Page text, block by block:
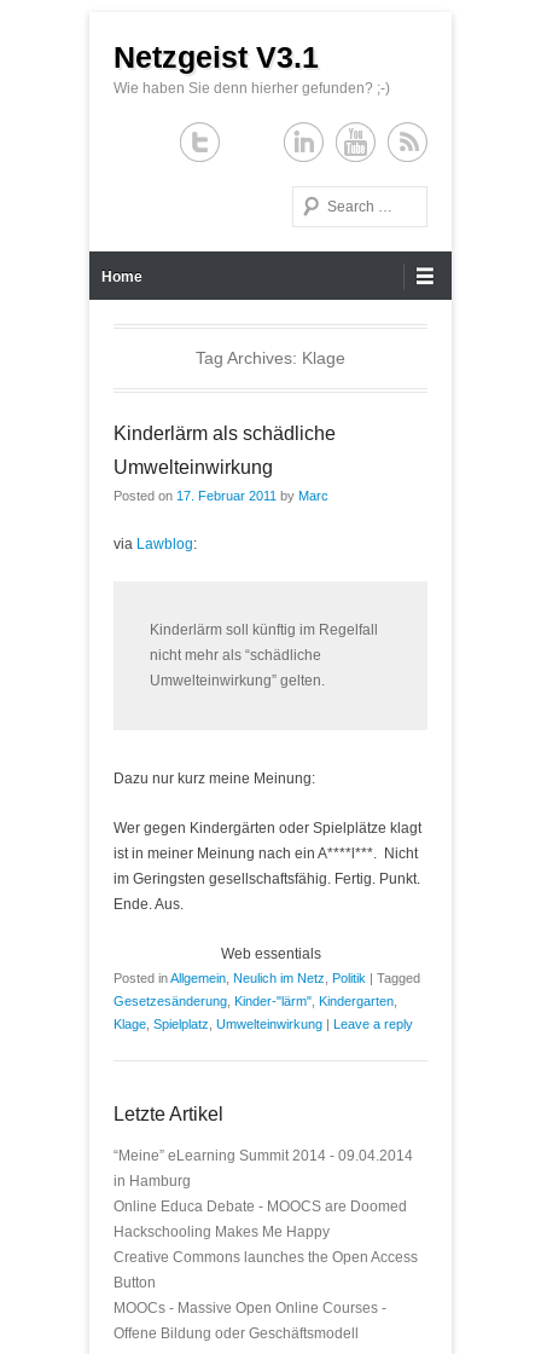
Netzgeist V3.1
Wie haben Sie denn hierher gefunden? ;-)
Search
Home
Tag Archives: Klage
Kinderlärm als schädliche
Umwelteinwirkung
Posted on 17. Februar 2011 by Marc
via Lawblog:
Kinderlärm soll künftig im Regelfall
nicht mehr als “schädliche
Umwelteinwirkung” gelten.
Dazu nur kurz meine Meinung:
Wer gegen Kindergärten oder Spielplätze klagt
ist in meiner Meinung nach ein A****l***. Nicht
im Geringsten gesellschaftsfähig. Fertig. Punkt.
Ende. Aus.
Web essentials
Posted inAllgemein Neulich im Netz Politik | Tagged
Gesetzesänderung Kinder-"lärm" Kindergarten
Klage Spielplatz Umwelteinwirkung | Leave a reply
Letzte Artikel
“Meine” eLearning Summit 2014 - 09.04.2014
in Hamburg
Online Educa Debate - MOOCS are Doomed
Hackschooling Makes Me Happy
Creative Commons launches the Open Access
Button
MOOCs - Massive Open Online Courses -
Offene Bildung oder Geschäftsmodell